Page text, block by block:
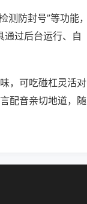
测防封号”等功能，
通过后台运行、自
，可吃碰杠灵活对
配音亲切地道，随